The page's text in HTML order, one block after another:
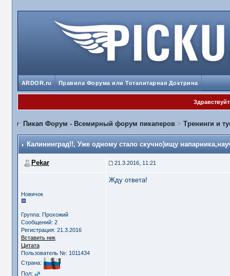
ARDOR.ru Правила Форума или Тоталитарная Доктрина
Пикап Форум - Всемирный форум пикаперов> Тренинги и
Калининград!!, Уже одному стало скучно)ищу
Pekar 21.3.2016, 11:21
Новичок
Группа: Прохожий
Сообщений: 2
Регистрация: 21.3.2016
Вставить ник
Цитата
Пользователь №: 1011434
Страна:
Пол:
Жду ответа!